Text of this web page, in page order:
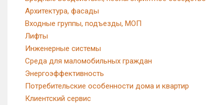
Архитектура, фасады
Входные группы, подъезды, МОП
Лифты
Инженерные системы
Среда для маломобильных граждан
Энергоэффективность
Потребительские особенности дома и квартир
Клиентский сервис